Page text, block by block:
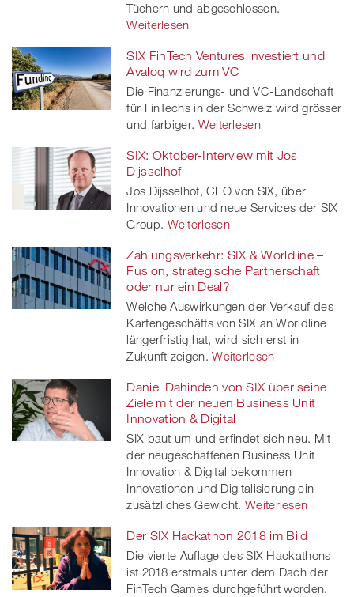
Tüchern und abgeschlossen.
Weiterlesen
SIX FinTech Ventures investiert und
Avaloq wird zum VC
Die Finanzierungs- und VC-Landschaft
für FinTechs in der Schweiz wird grösser
und farbiger. Weiterlesen
SIX: Oktober-Interview mit Jos
Dijsselhof
Jos Dijsselhof, CEO von SIX, über
Innovationen und neue Services der SIX
Group. Weiterlesen
Zahlungsverkehr: SIX & Worldline –
Fusion, strategische Partnerschaft
oder nur ein Deal?
Welche Auswirkungen der Verkauf des
Kartengeschäfts von SIX an Worldline
längerfristig hat, wird sich erst in
Zukunft zeigen. Weiterlesen
Daniel Dahinden von SIX über seine
Ziele mit der neuen Business Unit
Innovation & Digital
SIX baut um und erfindet sich neu. Mit
der neugeschaffenen Business Unit
Innovation & Digital bekommen
Innovationen und Digitalisierung ein
zusätzliches Gewicht. Weiterlesen
Der SIX Hackathon 2018 im Bild
Die vierte Auflage des SIX Hackathons
ist 2018 erstmals unter dem Dach der
FinTech Games durchgeführt worden.